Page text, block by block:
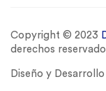
Copyright © 2023
derechos
Diseño y